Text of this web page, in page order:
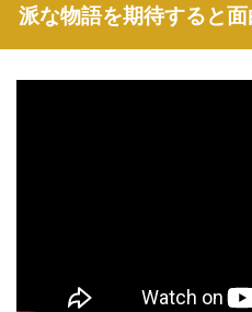
派な物語を期待すると面